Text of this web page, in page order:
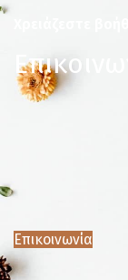
Επικοινωνία